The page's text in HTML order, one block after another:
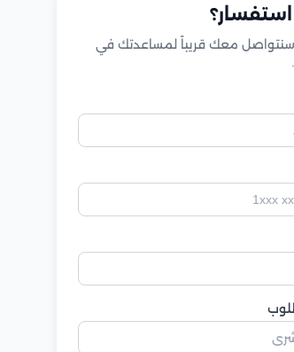
وسنتواصل معك قريباً لمساعدتك في